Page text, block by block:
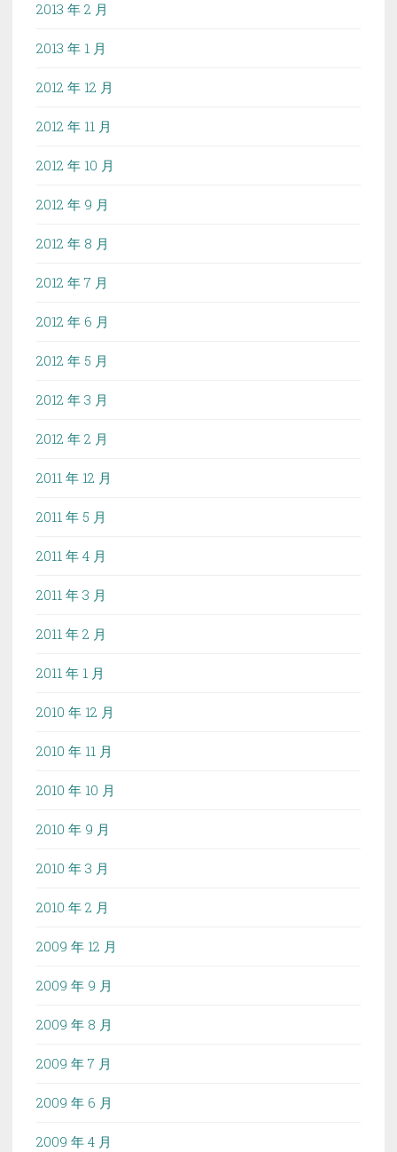
2013 年 2 月
2013 年 1 月
2012 年 12 月
2012 年 11 月
2012 年 10 月
2012 年 9 月
2012 年 8 月
2012 年 7 月
2012 年 6 月
2012 年 5 月
2012 年 3 月
2012 年 2 月
2011 年 12 月
2011 年 5 月
2011 年 4 月
2011 年 3 月
2011 年 2 月
2011 年 1 月
2010 年 12 月
2010 年 11 月
2010 年 10 月
2010 年 9 月
2010 年 3 月
2010 年 2 月
2009 年 12 月
2009 年 9 月
2009 年 8 月
2009 年 7 月
2009 年 6 月
2009 年 4 月